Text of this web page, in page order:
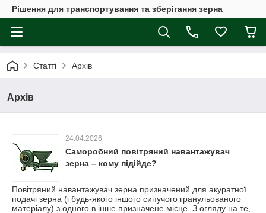
Рішення для транспортування та зберігання зерна
Статті Архів
Архів
24.04.2026
Саморобний повітряний навантажувач
зерна – кому підійде?
Повітряний навантажувач зерна призначений для акуратної
подачі зерна (і будь-якого іншого сипучого гранульованого
матеріалу) з одного в інше призначене місце. З огляду на те,